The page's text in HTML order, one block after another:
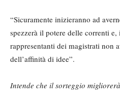
“Sicuramente inizieranno ad
spezzerà il potere delle correnti
rappresentanti dei magistrati non
dell’affinità di idee”.
Intende che il sorteggio